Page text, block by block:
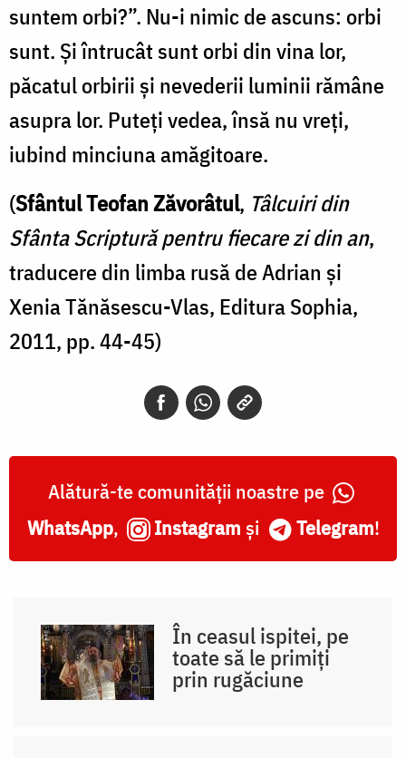
suntem orbi?”. Nu-i nimic de ascuns: orbi
sunt. Și întrucât sunt orbi din vina lor,
păcatul orbirii şi nevederii luminii rămâne
asupra lor. Puteţi vedea, însă nu vreţi,
iubind minciuna amăgitoare.
(Sfântul Teofan Zăvorâtul, Tâlcuiri din
Sfânta Scriptură pentru fiecare zi din an,
traducere din limba rusă de Adrian şi
Xenia Tănăsescu-Vlas, Editura Sophia,
2011, pp. 44-45)
Alătură-te comunității noastre pe
WhatsApp, Instagram și Telegram!
În ceasul ispitei, pe
toate să le primiți
prin rugăciune